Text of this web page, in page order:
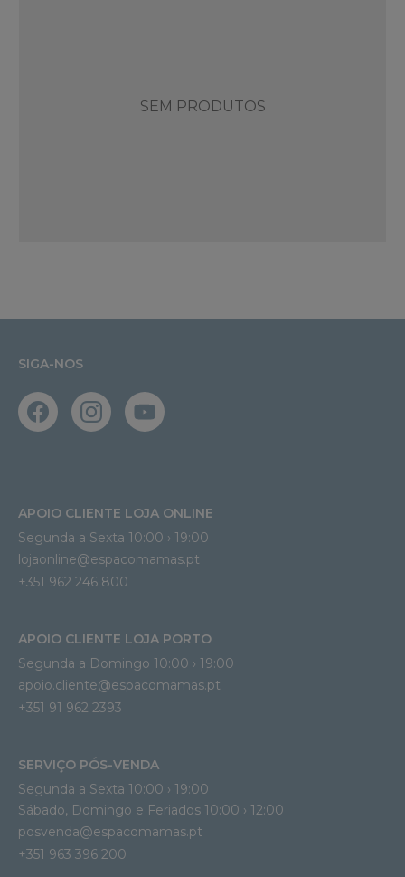
SEM PRODUTOS
SIGA-NOS
APOIO CLIENTE LOJA ONLINE
Segunda a Sexta 10:00 › 19:00
lojaonline@espacomamas.pt
+351 962 246 800
APOIO CLIENTE LOJA PORTO
Segunda a Domingo 10:00 › 19:00
apoio.cliente@espacomamas.pt
+351 91 962 2393
SERVIÇO PÓS-VENDA
Segunda a Sexta 10:00 › 19:00
Sábado, Domingo e Feriados 10:00 › 12:00
posvenda@espacomamas.pt
+351 963 396 200